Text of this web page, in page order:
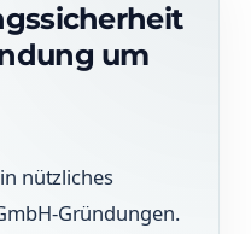
um
nützliches
Gründungen.